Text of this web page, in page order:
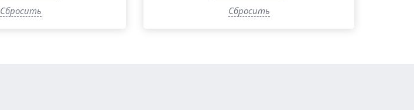
Сбросить Сбросить